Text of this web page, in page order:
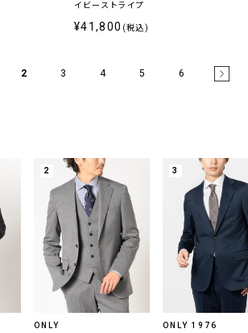
イビーストライプ
¥41,800 (税込)
2 3 4 5 6
2
ONLY
3
ONLY 1976